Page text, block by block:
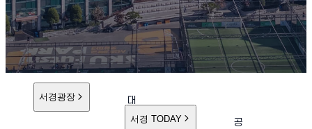
서경광장
대
학
서경 TODAY
공